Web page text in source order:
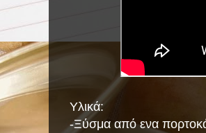
Υλικά:
-Ξύσμα από ενα